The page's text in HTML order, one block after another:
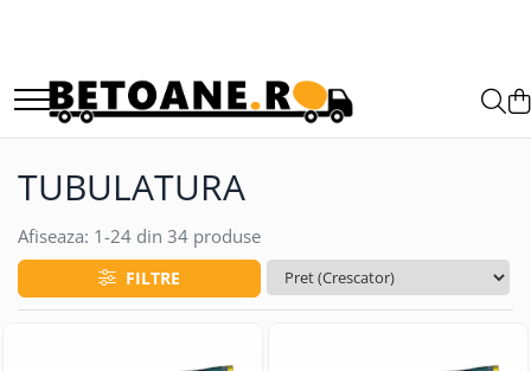
PIESE AUTOBETONIERE
AUTOBETONIERE STETTER
AUTOBETONIERE CIFA
AUTOBETONIERE KARENA
AUTOBETONIERE INTERMIX
AUTOBETONIERE PUTZMEISTER
TUBULATURA
Afiseaza: 1-24 din 34 produse
FILTRE